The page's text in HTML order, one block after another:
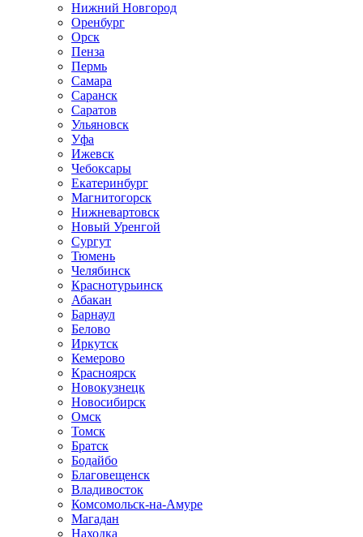
Нижний Новгород
Оренбург
Орск
Пенза
Пермь
Самара
Саранск
Саратов
Ульяновск
Уфа
Ижевск
Чебоксары
Екатеринбург
Магнитогорск
Нижневартовск
Новый Уренгой
Сургут
Тюмень
Челябинск
Краснотурьинск
Абакан
Барнаул
Белово
Иркутск
Кемерово
Красноярск
Новокузнецк
Новосибирск
Омск
Томск
Братск
Бодайбо
Благовещенск
Владивосток
Комсомольск-на-Амуре
Магадан
Находка